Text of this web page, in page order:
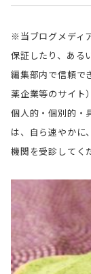
※当ブログメディ
保証したり、ある
編集部内で信頼で
薬企業等のサイト
個人的・個別的・
は、自ら速やかに
機関を受診してく